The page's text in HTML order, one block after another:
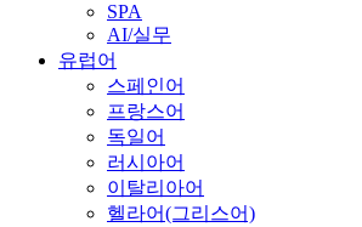
SPA
AI/실무
유럽어
스페인어
프랑스어
독일어
러시아어
이탈리아어
헬라어(그리스어)